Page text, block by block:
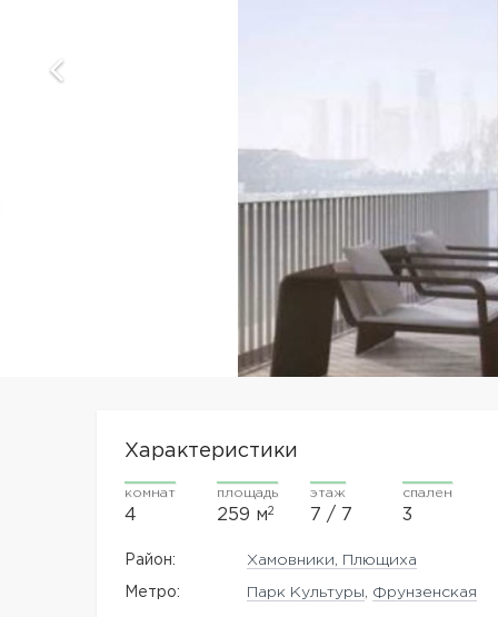
Характеристики
комнат
4
площадь
259 м2
этаж
7 / 7
спален
3
Район: Хамовники, Плющиха
Метро: Парк Культуры Фрунзенская